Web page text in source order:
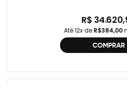
R$
Até 12x de R$384,00
COMPRAR